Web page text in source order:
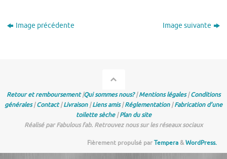
Image précédente Image suivante
Retour et remboursement|Qui sommes nous?|Mentions légales|Conditions
générales|Contact|Livraison|Liens amis|Réglementation|Fabrication d’une
toilette sèche|Plan du site
Réalisé par Fabulous fab. Retrouvez nous sur les réseaux sociaux
Fièrement propulsé parTempera&WordPress.